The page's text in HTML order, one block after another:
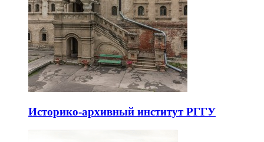
Историко-архивный институт РГГУ